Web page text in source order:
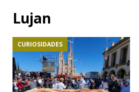
Lujan
CURIOSIDADES